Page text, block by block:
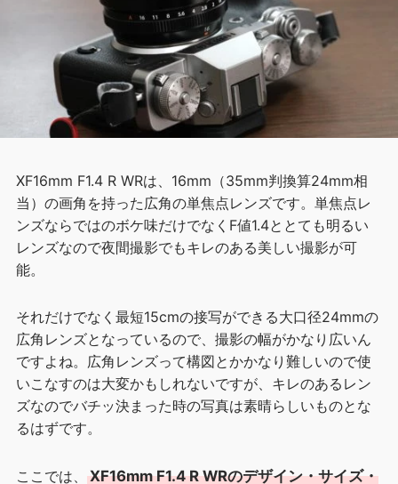
XF16mm F1.4 R WRは、16mm（35mm判換算24mm相
当）の画角を持った広角の単焦点レンズです。単焦点レ
ンズならではのボケ味だけでなくF値1.4ととても明るい
レンズなので夜間撮影でもキレのある美しい撮影が可
能。
それだけでなく最短15cmの接写ができる大口径24mmの
広角レンズとなっているので、撮影の幅がかなり広いん
ですよね。広角レンズって構図とかかなり難しいので使
いこなすのは大変かもしれないですが、キレのあるレン
ズなのでバチッ決まった時の写真は素晴らしいものとな
るはずです。
ここでは、
XF16mm F1.4 R WRのデザイン・サイズ・